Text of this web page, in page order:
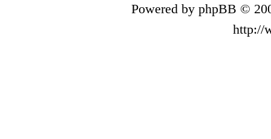
Powered by phpBB ©
http://